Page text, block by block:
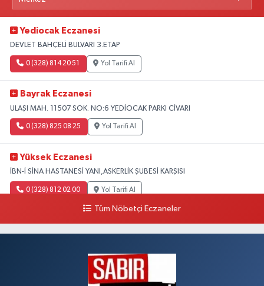
Yediocak Eczanesi
DEVLET BAHÇELİ BULVARI 3.ETAP
0 (328) 814 20 51 Yol Tarifi Al
Bayrak Eczanesi
ULAŞI MAH. 11507 SOK. NO:6 YEDİOCAK PARKI CİVARI
0 (328) 825 08 25 Yol Tarifi Al
Yüksek Eczanesi
İBN-İ SİNA HASTANESİ YANI,ASKERLİK ŞUBESİ KARŞISI
0 (328) 812 02 00 Yol Tarifi Al
Tüm Nöbetçi Eczaneler